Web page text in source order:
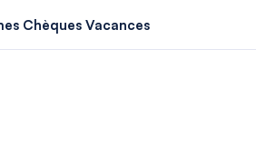
Chèques Vacances